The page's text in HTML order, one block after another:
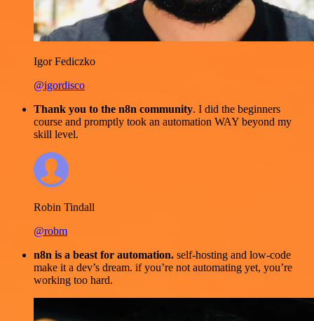
Igor Fediczko
@igordisco
Thank you to the n8n community. I did the beginners
course and promptly took an automation WAY beyond my
skill level.
Robin Tindall
@robm
n8n is a beast for automation. self-hosting and low-code
make it a dev’s dream. if you’re not automating yet, you’re
working too hard.